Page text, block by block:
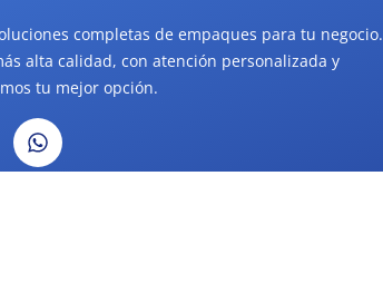
completas de empaques para tu negocio.
alta calidad, con atención personalizada y
tu mejor opción.